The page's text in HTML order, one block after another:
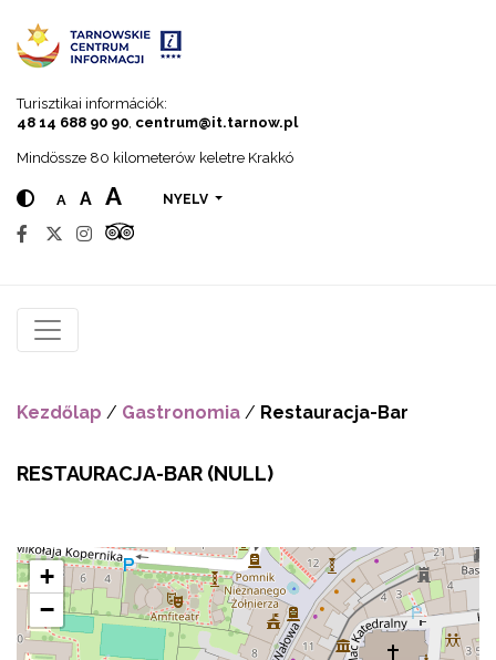
Turisztikai információk:
48 14 688 90 90 centrum@it.tarnow.pl
Mindössze 80 kilometerów keletre Krakkó
A A A NYELV
Kezdőlap / Gastronomia / Restauracja-Bar
RESTAURACJA-BAR (NULL)
+
−